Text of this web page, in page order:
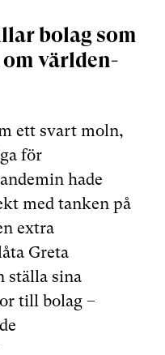
bolag som
världen-
ett svart moln,
för
hade
med tanken på
extra
Greta
ställa sina
till bolag –